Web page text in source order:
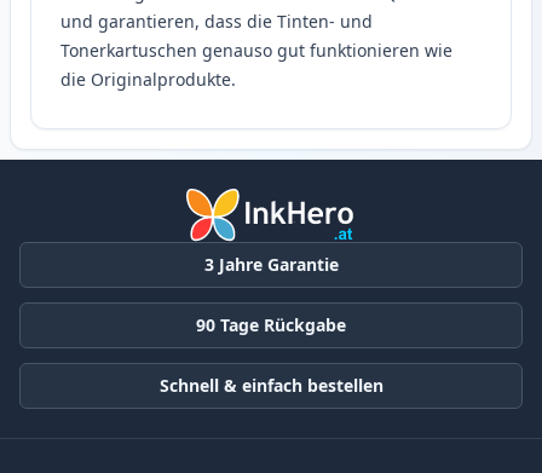
und garantieren, dass die Tinten- und
Tonerkartuschen genauso gut funktionieren wie
die Originalprodukte.
3 Jahre Garantie
90 Tage Rückgabe
Schnell & einfach bestellen